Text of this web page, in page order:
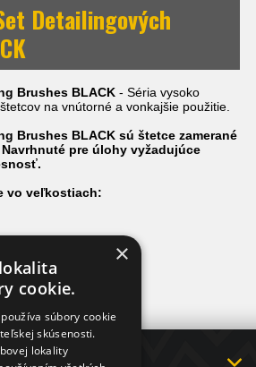
Detailingových
Brushes BLACK - Séria vysoko
na vnútorné a vonkajšie použitie.
Brushes BLACK sú štetce zamerané
pre úlohy vyžadujúce
vo veľkostiach:
INFORMÁCIE
×
cookie.
súbory cookie
skúsenosti.
lokality